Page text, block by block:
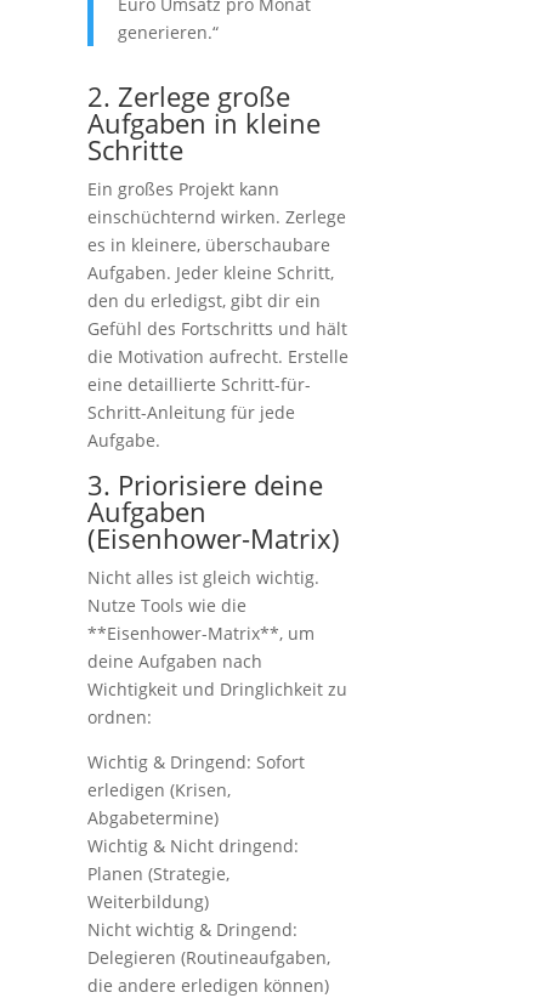
generieren.“
2. Zerlege große
Aufgaben in kleine
Schritte
Ein großes Projekt kann
einschüchternd wirken. Zerlege
es in kleinere, überschaubare
Aufgaben. Jeder kleine Schritt,
den du erledigst, gibt dir ein
Gefühl des Fortschritts und hält
die Motivation aufrecht. Erstelle
eine detaillierte Schritt-für-
Schritt-Anleitung für jede
Aufgabe.
3. Priorisiere deine
Aufgaben
(Eisenhower-Matrix)
Nicht alles ist gleich wichtig.
Nutze Tools wie die
**Eisenhower-Matrix**, um
deine Aufgaben nach
Wichtigkeit und Dringlichkeit zu
ordnen:
Wichtig & Dringend: Sofort
erledigen (Krisen,
Abgabetermine)
Wichtig & Nicht dringend:
Planen (Strategie,
Weiterbildung)
Nicht wichtig & Dringend:
Delegieren (Routineaufgaben,
die andere erledigen können)